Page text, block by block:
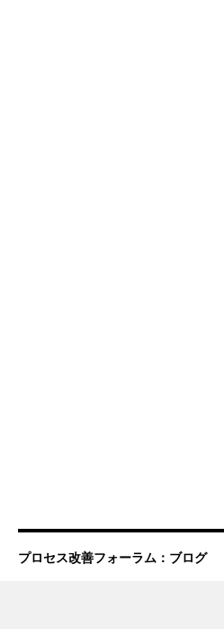
プロセス改善フォーラム：ブログ